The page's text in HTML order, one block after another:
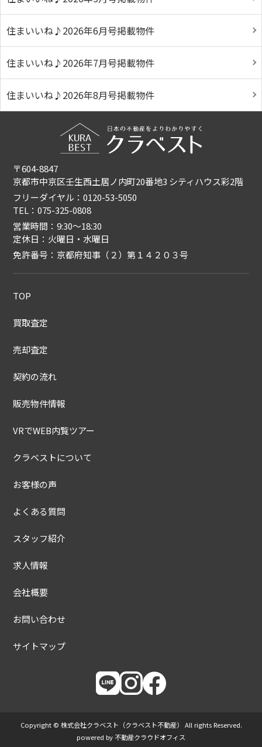
住まいいね♪2026年6月号掲載物件
住まいいね♪2026年7月号掲載物件
住まいいね♪2026年8月号掲載物件
〒604-8847
京都市中京区壬生西土居ノ内町20番地3 シティハウス彩2階
フリーダイヤル：0120-53-5050
TEL：075-325-0808
営業時間：9:30〜18:30
定休日：火曜日・水曜日
免許番号：京都府知事（２）第１４２０３号
TOP
買取査定
売却査定
契約の流れ
販売物件情報
VRでWEB内覧ツアー
クラベストについて
お客様の声
よくある質問
スタッフ紹介
求人情報
会社概要
お問い合わせ
サイトマップ
Copyright © 株式会社クラベスト（クラベスト不動産） All rights Reserved.
powered by 不動産クラウドオフィス